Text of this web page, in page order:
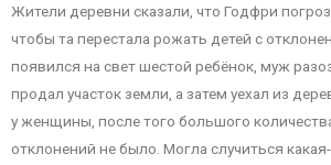
Жители деревни сказали, что Годфри
чтобы та перестала рожать детей с
появился на свет шестой ребёнок, муж
продал участок земли, а затем уехал из
у женщины, после того большого
отклонений не было. Могла случиться